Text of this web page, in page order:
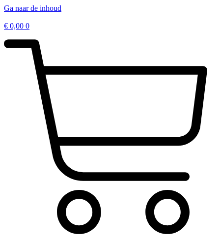
Ga naar de inhoud
€ 0,00 0